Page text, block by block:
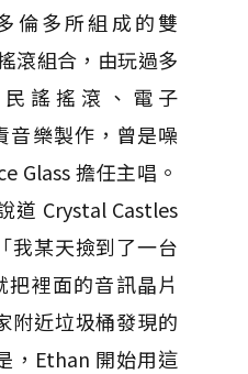
倫多所組成的雙
滾組合，由玩過多
謠搖滾、電子
音樂製作，曾是噪
Glass 擔任主唱。
道 Crystal Castles
我某天撿到了一台
把裡面的音訊晶片
附近垃圾桶發現的
，Ethan 開始用這